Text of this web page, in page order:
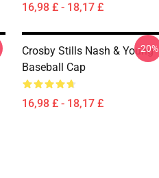
16,98 £ - 18,17 £
Crosby Stills Nash & Young
Baseball Cap
16,98 £ - 18,17 £
-20%